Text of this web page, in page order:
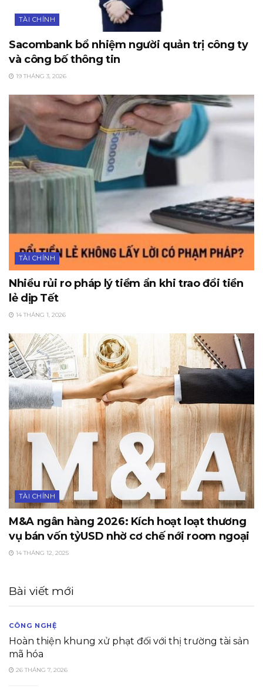
TÀI CHÍNH
Sacombank bổ nhiệm người quản trị công ty
và công bố thông tin
19 THÁNG 3, 2026
TÀI CHÍNH
Nhiều rủi ro pháp lý tiềm ẩn khi trao đổi tiền
lẻ dịp Tết
14 THÁNG 1, 2026
TÀI CHÍNH
M&A ngân hàng 2026: Kích hoạt loạt thương
vụ bán vốn tỷUSD nhờ cơ chế nới room ngoại
14 THÁNG 12, 2025
Bài viết mới
CÔNG NGHỆ
Hoàn thiện khung xử phạt đối với thị trường tài sản
mã hóa
26 THÁNG 7, 2026